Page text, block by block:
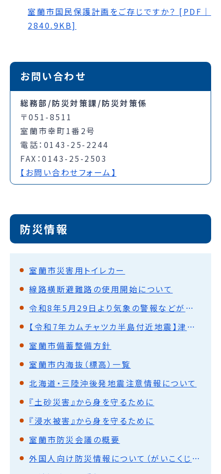
室蘭市国民保護計画をご存じですか？ [PDF｜
2840.9KB]
お問い合わせ
総務部/防災対策課/防災対策係
〒051-8511
室蘭市幸町1番2号
電話：0143-25-2244
FAX：0143-25-2503
【お問い合わせフォーム】
防災情報
室蘭市災害用トイレカー
線路横断避難路の使用開始について
令和8年5月29日より気象の警報などが大きく変わります
【令和7年カムチャツカ半島付近地震】津波警報発表時の行動アンケート調査について
室蘭市備蓄整備方針
室蘭市内海抜（標高）一覧
北海道・三陸沖後発地震注意情報について
『土砂災害』から身を守るために
『浸水被害』から身を守るために
室蘭市防災会議の概要
外国人向け防災情報について（がいこくじんむけぼうさいじょうほうについて）Disaster information to foreign nationals